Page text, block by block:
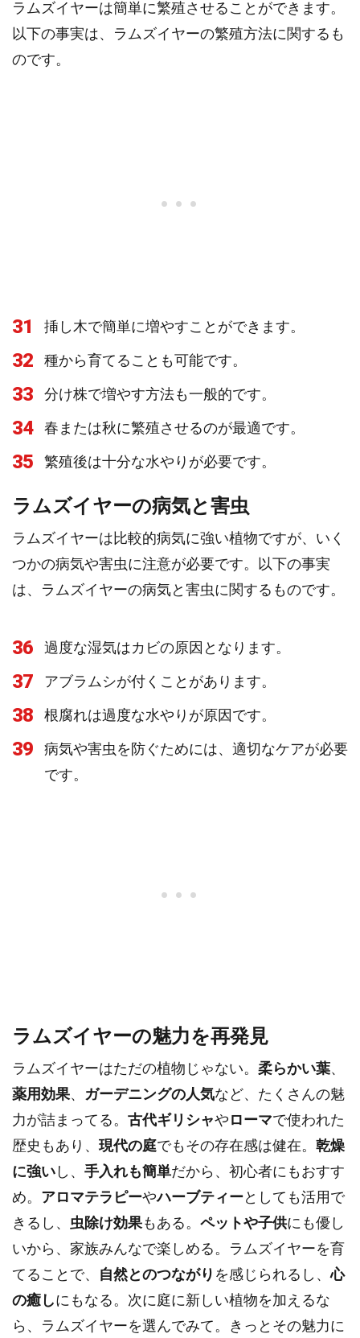
ラムズイヤーは簡単に繁殖させることができます。
以下の事実は、ラムズイヤーの繁殖方法に関するも
のです。
31 挿し木で簡単に増やすことができます。
32 種から育てることも可能です。
33 分け株で増やす方法も一般的です。
34 春または秋に繁殖させるのが最適です。
35 繁殖後は十分な水やりが必要です。
ラムズイヤーの病気と害虫
ラムズイヤーは比較的病気に強い植物ですが、いく
つかの病気や害虫に注意が必要です。以下の事実
は、ラムズイヤーの病気と害虫に関するものです。
36 過度な湿気はカビの原因となります。
37 アブラムシが付くことがあります。
38 根腐れは過度な水やりが原因です。
39
病気や害虫を防ぐためには、適切なケアが必要
です。
ラムズイヤーの魅力を再発見
ラムズイヤーはただの植物じゃない。 柔らかい葉、
薬用効果、 ガーデニングの人気など、たくさんの魅
力が詰まってる。 古代ギリシャやローマで使われた
歴史もあり、 現代の庭でもその存在感は健在。 乾燥
に強いし、 手入れも簡単だから、初心者にもおすす
め。 アロマテラピーやハーブティーとしても活用で
きるし、 虫除け効果もある。 ペットや子供にも優し
いから、家族みんなで楽しめる。ラムズイヤーを育
てることで、 自然とのつながり を感じられるし、心
の癒しにもなる。次に庭に新しい植物を加えるな
ら、ラムズイヤーを選んでみて。きっとその魅力に